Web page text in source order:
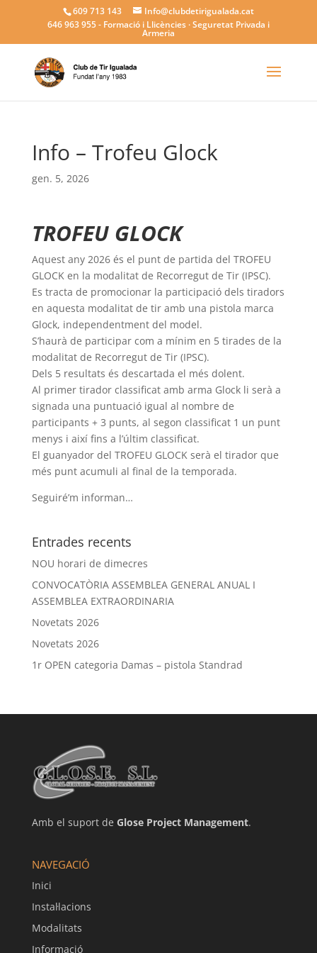
609 713 143
Info@clubdetirigualada.cat
646 963 955- Formació i Llicències · Seguretat Privada i
Armeria
Info – Trofeu Glock
gen. 5, 2026
TROFEU GLOCK
Aquest any 2026 és el punt de partida del TROFEU
GLOCK en la modalitat de Recorregut de Tir (IPSC).
Es tracta de promocionar la participació dels tiradors
en aquesta modalitat de tir amb una pistola marca
Glock, independentment del model.
S’haurà de participar com a mínim en 5 tirades de la
modalitat de Recorregut de Tir (IPSC).
Dels 5 resultats és descartada el més dolent.
Al primer tirador classificat amb arma Glock li serà a
signada una puntuació igual al nombre de
participants + 3 punts, al segon classificat 1 un punt
menys i així fins a l’últim classificat.
El guanyador del TROFEU GLOCK serà el tirador que
més punt acumuli al final de la temporada.
Seguiré’m informan…
Entrades recents
NOU horari de dimecres
CONVOCATÒRIA ASSEMBLEA GENERAL ANUAL I
ASSEMBLEA EXTRAORDINARIA
Novetats 2026
Novetats 2026
1r OPEN categoria Damas – pistola Standrad
Amb el suport de Glose Project Management.
NAVEGACIÓ
Inici
Instal·lacions
Modalitats
Informació